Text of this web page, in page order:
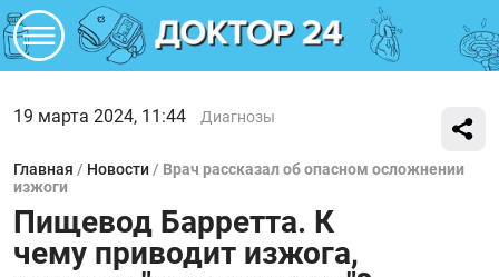
19 марта 2024, 11:44 Диагнозы
Главная / Новости / Врач рассказал об опасном осложнении
изжоги
Пищевод Барретта. К
чему приводит изжога,